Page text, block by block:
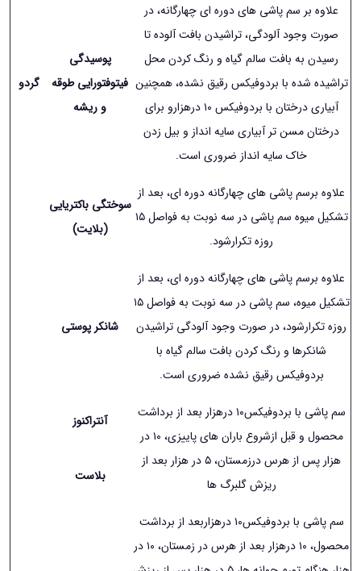
گردو
علاوه بر سم پاشی های دوره ای چهارگانه، در
صورت وجود آلودگی، تراشیدن بافت آلوده تا
رسیدن به بافت سالم گیاه و رنگ کردن محل
تراشیده شده با بردوفیکس رقیق نشده، همچنین
آبیاری درختان با بردوفیکس ١۰ درهزارو برای
درختان مسن تر آبیاری سایه انداز و بیل زدن
خاک سایه انداز ضروری است.
پوسیدگی
فیتوفتورایی طوقه
و ریشه
علاوه برسم پاشی های چهارگانه دوره ای، بعد از
تشکیل میوه سم پاشی در سه نوبت به فواصل ١۵
روزه تکرارشود.
سوختگی باکتریایی
(بلایت)
علاوه برسم پاشی های چهارگانه دوره ای، بعد از
تشکیل میوه، سم پاشی در سه نوبت به فواصل ١۵
روزه تکرارشود، در صورت وجود آلودگی تراشیدن
شانکرها و رنگ کردن بافت سالم گیاه با
بردوفیکس رقیق نشده ضروری است.
شانکر پوستی
سم پاشی با بردوفیکس١۰ درهزار بعد از برداشت
محصول و قبل ازشروع باران های پاییزی، ١۰ در
هزار پس از هرس درزمستان، ۵ در هزار بعد از
ریزش گلبرگ ها
آنتراکنوز
بلاست
سم پاشی با بردوفیکس١۰ درهزاربعد از برداشت
محصول، ١۰ درهزار بعد از هرس در زمستان، ١۰ در